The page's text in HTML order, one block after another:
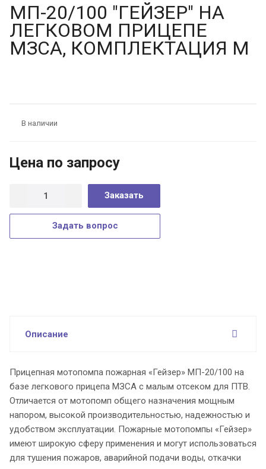
МП-20/100 "ГЕЙЗЕР" НА
ЛЕГКОВОМ ПРИЦЕПЕ
МЗСА, КОМПЛЕКТАЦИЯ М
В наличии
Цена по запросу
Заказать
Задать вопрос
Описание
Прицепная мотопомпа пожарная «Гейзер» МП-20/100 на
базе легкового прицепа МЗСА с малым отсеком для ПТВ.
Отличается от мотопомп общего назначения мощным
напором, высокой производительностью, надежностью и
удобством эксплуатации. Пожарные мотопомпы «Гейзер»
имеют широкую сферу применения и могут использоваться
для тушения пожаров, аварийной подачи воды, откачки